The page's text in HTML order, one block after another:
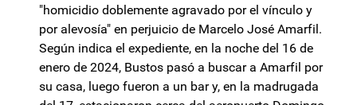
"homicidio doblemente agravado por el vínculo y
por alevosía" en perjuicio de Marcelo José Amarfil.
Según indica el expediente, en la noche del 16 de
enero de 2024, Bustos pasó a buscar a Amarfil por
su casa, luego fueron a un bar y, en la madrugada